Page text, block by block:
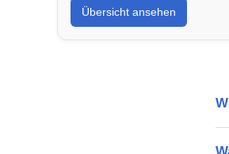
Übersicht ansehen